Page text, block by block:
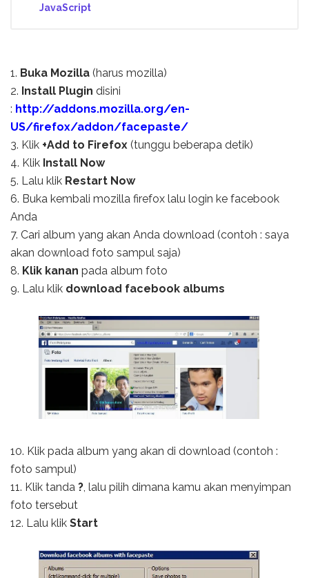
JavaScript
1. Buka Mozilla (harus mozilla)
2. Install Plugin disini
: http://addons.mozilla.org/en-
US/firefox/addon/facepaste/
3. Klik +Add to Firefox (tunggu beberapa detik)
4. Klik Install Now
5. Lalu klik Restart Now
6. Buka kembali mozilla firefox lalu login ke facebook
Anda
7. Cari album yang akan Anda download (contoh : saya
akan download foto sampul saja)
8. Klik kanan pada album foto
9. Lalu klik download facebook albums
10. Klik pada album yang akan di download (contoh :
foto sampul)
11. Klik tanda ?, lalu pilih dimana kamu akan menyimpan
foto tersebut
12. Lalu klik Start